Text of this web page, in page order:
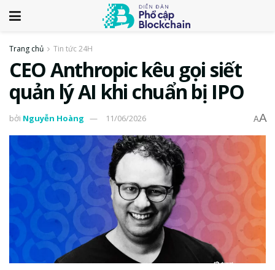
Trang chủ Tin tức 24H
CEO Anthropic kêu gọi siết
quản lý AI khi chuẩn bị IPO
bởi Nguyễn Hoàng 11/06/2026 AA